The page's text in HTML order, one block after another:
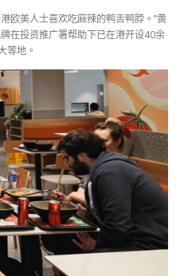
欧美人士喜欢吃麻辣的鸭舌鸭脖。”黄
在投资推广署帮助下已在港开设40余
等地。